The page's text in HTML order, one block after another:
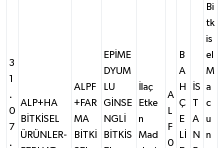
3
1
.
0
7
.
ALP+HA
BİTKİSEL
ÜRÜNLER-
ALPF
+FAR
MA
BİTKİ
EPİME
DYUM
LU
GİNSE
NGLİ
BİTKİS
İlaç
Etke
n
Mad
A
L
F
0
B
A
H
Ç
E
Lİ
İS
T
A
N
Bi
tk
is
el
M
a
c
u
n